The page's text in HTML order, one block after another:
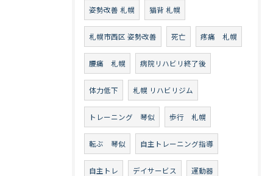
姿勢改善 札幌 猫背 札幌
札幌市西区 姿勢改善 死亡 疼痛 札幌
腰痛 札幌 病院リハビリ終了後
体力低下 札幌 リハビリジム
トレーニング 琴似 歩行 札幌
転ぶ 琴似 自主トレーニング指導
自主トレ デイサービス 運動器